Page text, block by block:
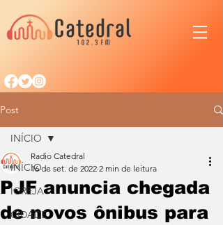
Post
INÍCIO
IGREJA
CIDADE
INÍCIO
PJF anuncia chegada
de novos ônibus para
Radio Catedral
16 de set. de 2022 2 min de leitura